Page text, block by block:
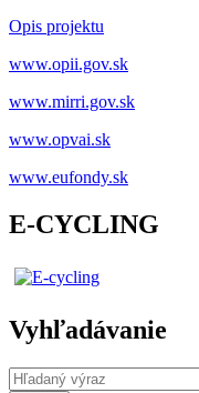
Opis projektu
www.opii.gov.sk
www.mirri.gov.sk
www.opvai.sk
www.eufondy.sk
E-CYCLING
Vyhľadávanie